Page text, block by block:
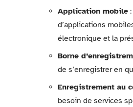
Application mobile
d’applications
électronique et la
Borne
de s’enregistrer en
Enregistrement au
besoin de services